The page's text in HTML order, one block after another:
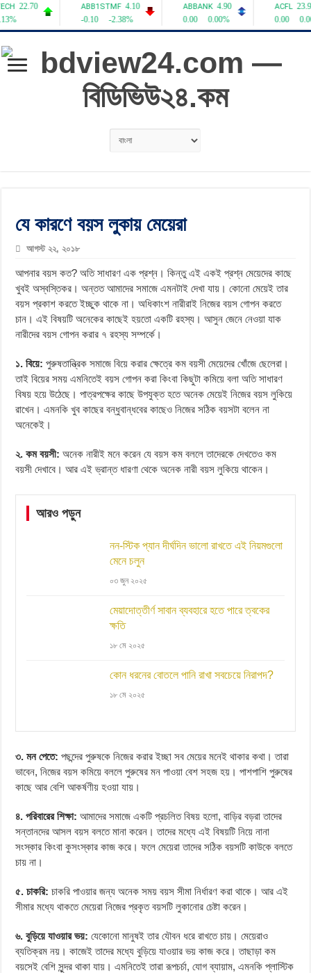
যে কারণে বয়স লুকায় মেয়েরা
আগস্ট ২২, ২০১৮
আপনার বয়স কত? অতি সাধারণ এক প্রশ্ন। কিন্তু এই একই প্রশ্ন মেয়েদের কাছে
খুবই অস্বস্তিকর। অন্তত আমাদের সমাজে এমনটাই দেখা যায়। কোনো মেয়েই তার
বয়স প্রকাশ করতে ইচ্ছুক থাকে না। অধিকাংশ নারীরাই নিজের বয়স গোপন করতে
চান। এই বিষয়টি অনেকের কাছেই হয়তো একটি রহস্য। আসুন জেনে নেওয়া যাক
নারীদের বয়স গোপন করার ৭ রহস্য সম্পর্কে।
১. বিয়ে: পুরুষতান্ত্রিক সমাজে বিয়ে করার ক্ষেত্রে কম বয়সী মেয়েদের খোঁজে ছেলেরা।
তাই বিয়ের সময় এমনিতেই বয়স গোপন করা কিংবা কিছুটা কমিয়ে বলা অতি সাধারণ
বিষয় হয়ে উঠেছে। পাত্রপক্ষের কাছে উপযুক্ত হতে অনেক মেয়েই নিজের বয়স লুকিয়ে
রাখেন। এমনকি খুব কাছের বন্ধুবান্ধবের কাছেও নিজের সঠিক বয়সটা বলেন না
অনেকেই।
২. কম বয়সী: অনেক নারীই মনে করেন যে বয়স কম বললে তাদেরকে দেখতেও কম
বয়সী দেখাবে। আর এই ভ্রান্ত ধারণা থেকে অনেক নারী বয়স লুকিয়ে থাকেন।
আরও পড়ুন
নন-স্টিক প্যান দীর্ঘদিন ভালো রাখতে এই নিয়মগুলো
মেনে চলুন
০৩ জুন ২০২৫
মেয়াদোত্তীর্ণ সাবান ব্যবহারে হতে পারে ত্বকের
ক্ষতি
১৮ মে ২০২৫
কোন ধরনের বোতলে পানি রাখা সবচেয়ে নিরাপদ?
১৮ মে ২০২৫
৩. মন পেতে: পছন্দের পুরুষকে নিজের করার ইচ্ছা সব মেয়ের মনেই থাকার কথা। তারা
ভাবেন, নিজের বয়স কমিয়ে বললে পুরুষের মন পাওয়া বেশ সহজ হয়। পাশপাশি পুরুষের
কাছে আর বেশি আকর্ষণীয় হওয়া যায়।
৪. পরিবারের শিক্ষা: আমাদের সমাজে একটি প্রচলিত বিষয় হলো, বাড়ির বড়রা তাদের
সন্তানদের আসল বয়স বলতে মানা করেন। তাদের মধ্যে এই বিষয়টি নিয়ে নানা
সংস্কার কিংবা কুসংস্কার কাজ করে। ফলে মেয়েরা তাদের সঠিক বয়সটি কাউকে বলতে
চায় না।
৫. চাকরি: চাকরি পাওয়ার জন্য অনেক সময় বয়স সীমা নির্ধারণ করা থাকে। আর এই
সীমার মধ্যে থাকতে মেয়েরা নিজের প্রকৃত বয়সটি লুকানোর চেষ্টা করেন।
৬. বুড়িয়ে যাওয়ার ভয়: যেকোনো মানুষই তার যৌবন ধরে রাখতে চায়। মেয়েরাও
ব্যতিক্রম নয়। কাজেই তাদের মধ্যে বুড়িয়ে যাওয়ার ভয় কাজ করে। তাছাড়া কম
বয়সেই বেশি সুন্দর থাকা যায়। এমনিতেই তারা রূপচর্চা, যোগ ব্যায়াম, এমনকি প্লাস্টিক